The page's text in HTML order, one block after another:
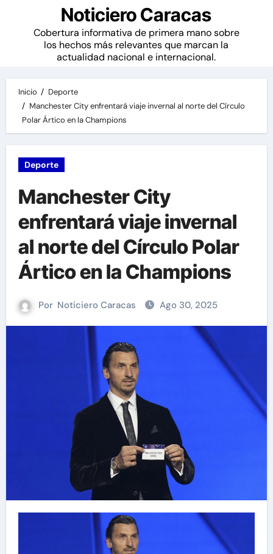
Noticiero Caracas
Cobertura informativa de primera mano sobre
los hechos más relevantes que marcan la
actualidad nacional e internacional.
Inicio
Deporte
Manchester City enfrentará viaje invernal al norte del Círculo
Polar Ártico en la Champions
Deporte
Manchester City
enfrentará viaje invernal
al norte del Círculo Polar
Ártico en la Champions
Por Noticiero Caracas Ago 30, 2025